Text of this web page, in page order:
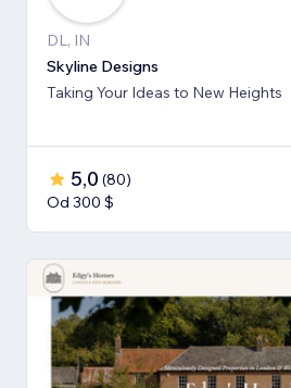
DL, IN
Skyline Designs
Taking Your Ideas to New Heights
5,0 (80)
Od 300 $